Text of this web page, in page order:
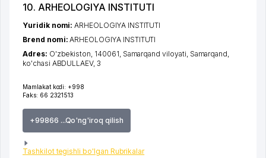
10. ARHEOLOGIYA INSTITUTI
Mamlakat kodi: +998
Faks: 66 2321513
+99866 ...Qo'ng'iroq qilish
Tashkilot tegishli bo'lgan Rubrikalar
Yuridik nomi:ARHEOLOGIYA INSTITUTI
Brend nomi:ARHEOLOGIYA INSTITUTI
Adres: O'zbekiston, 140061, Samarqand viloyati Samarqand
ko'chasi ABDULLAEV, 3